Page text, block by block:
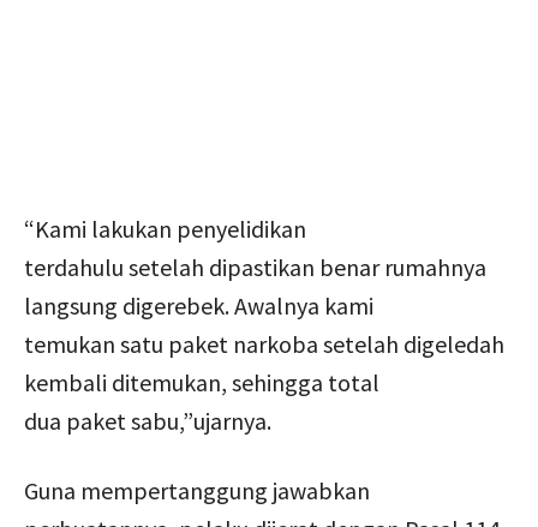
“Kami lakukan penyelidikan
terdahulu setelah dipastikan benar rumahnya
langsung digerebek. Awalnya kami
temukan satu paket narkoba setelah digeledah
kembali ditemukan, sehingga total
dua paket sabu,”ujarnya.
Guna mempertanggung jawabkan